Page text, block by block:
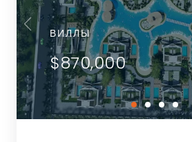
ВИЛЛЫ
$870,000